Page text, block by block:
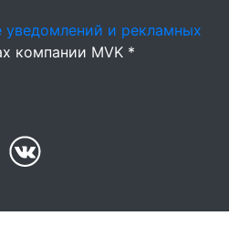
уведомлений и рекламных
компании MVK *